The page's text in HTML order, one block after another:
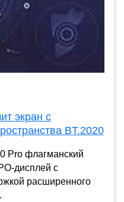
экран с
BT.2020
Pro флагманский
дисплей с
расширенного